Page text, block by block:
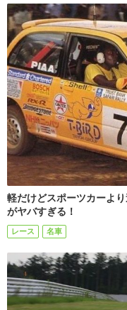
軽だけどスポーツカーよ
がヤバすぎる！
レース 名車